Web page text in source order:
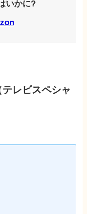
いかに?
レビスペシャ